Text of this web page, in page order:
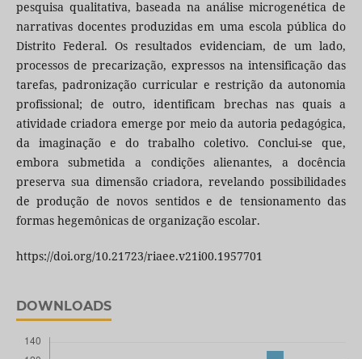
pesquisa qualitativa, baseada na análise microgenética de
narrativas docentes produzidas em uma escola pública do
Distrito Federal. Os resultados evidenciam, de um lado,
processos de precarização, expressos na intensificação das
tarefas, padronização curricular e restrição da autonomia
profissional; de outro, identificam brechas nas quais a
atividade criadora emerge por meio da autoria pedagógica,
da imaginação e do trabalho coletivo. Conclui-se que,
embora submetida a condições alienantes, a docência
preserva sua dimensão criadora, revelando possibilidades
de produção de novos sentidos e de tensionamento das
formas hegemônicas de organização escolar.
https://doi.org/10.21723/riaee.v21i00.1957701
DOWNLOADS